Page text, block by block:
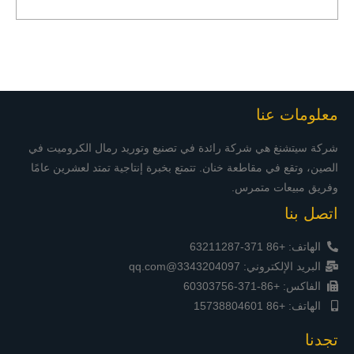
معلومات عنا
شركة سيتشنغ هي شركة رائدة في تصنيع وتوريد رمال الكروميت في
الصين، وتقع في مقاطعة خنان. تتمتع بخبرة إنتاجية تمتد لعشرين عامًا
وفريق مبيعات متمرس.
اتصل بنا
الهاتف: +86 371-63211287
البريد الإلكتروني: 3343204097@qq.com
الفاكس: +86-371-60303756
الهاتف: +86 15738804601
تجدنا